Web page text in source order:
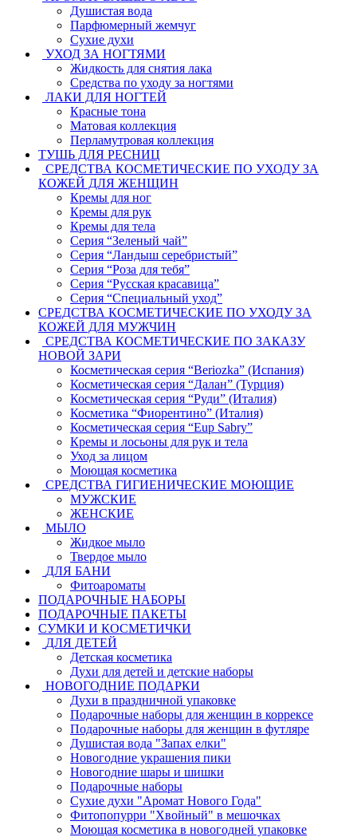
Душистая вода
Парфюмерный жемчуг
Сухие духи
УХОД ЗА НОГТЯМИ
Жидкость для снятия лака
Средства по уходу за ногтями
ЛАКИ ДЛЯ НОГТЕЙ
Красные тона
Матовая коллекция
Перламутровая коллекция
ТУШЬ ДЛЯ РЕСНИЦ
СРЕДСТВА КОСМЕТИЧЕСКИЕ ПО УХОДУ ЗА
КОЖЕЙ ДЛЯ ЖЕНЩИН
Кремы для ног
Кремы для рук
Кремы для тела
Серия “Зеленый чай”
Серия “Ландыш серебристый”
Серия “Роза для тебя”
Серия “Русская красавица”
Серия “Специальный уход”
СРЕДСТВА КОСМЕТИЧЕСКИЕ ПО УХОДУ ЗА
КОЖЕЙ ДЛЯ МУЖЧИН
СРЕДСТВА КОСМЕТИЧЕСКИЕ ПО ЗАКАЗУ
НОВОЙ ЗАРИ
Косметическая серия “Beriozka” (Испания)
Косметическая серия “Далан” (Турция)
Косметическая серия “Руди” (Италия)
Косметика “Фиорентино” (Италия)
Косметическая серия “Eup Sabry”
Кремы и лосьоны для рук и тела
Уход за лицом
Моющая косметика
СРЕДСТВА ГИГИЕНИЧЕСКИЕ МОЮЩИЕ
МУЖСКИЕ
ЖЕНСКИЕ
МЫЛО
Жидкое мыло
Твердое мыло
ДЛЯ БАНИ
Фитоароматы
ПОДАРОЧНЫЕ НАБОРЫ
ПОДАРОЧНЫЕ ПАКЕТЫ
СУМКИ И КОСМЕТИЧКИ
ДЛЯ ДЕТЕЙ
Детская косметика
Духи для детей и детские наборы
НОВОГОДНИЕ ПОДАРКИ
Духи в праздничной упаковке
Подарочные наборы для женщин в коррексе
Подарочные наборы для женщин в футляре
Душистая вода "Запах елки"
Новогодние украшения пики
Новогодние шары и шишки
Подарочные наборы
Сухие духи "Аромат Нового Года"
Фитопопурри "Хвойный" в мешочках
Моющая косметика в новогодней упаковке